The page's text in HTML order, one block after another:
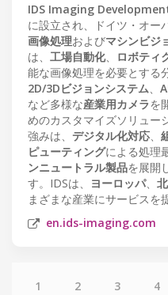
IDS Imaging
に設立され、ドイツ・オー
画像処理およびマシンビジ
は、 工場自動化、 ロボティ
能な画像処理を必要とする
2D/3Dビジョンシステム、
など多様な産業用カメラを
めのカスタマイズソリュー
強みは、 デジタル化対応、
ピューティングによる処理
ンニュートラル製品を展開
す。IDSは、
ヨーロッパ、
まざまな産業にサービスを
en.ids-imaging.com
1 2 3 4